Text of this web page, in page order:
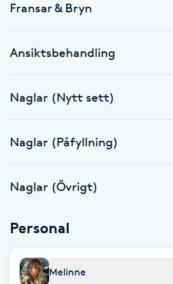
Balayage
Bambumassage
BIAB
Blowout
Bottenfärg
Fransar & Bryn
Ansiktsbehandling
Naglar (Nytt sett)
Naglar (Påfyllning)
Naglar (Övrigt)
Personal
Melinne